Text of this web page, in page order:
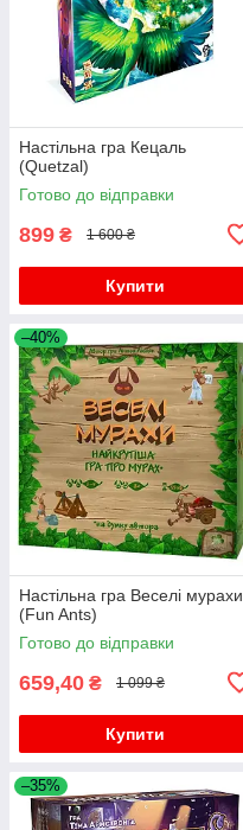
Настільна гра Кецаль
(Quetzal)
Готово до відправки
899 ₴ 1 600 ₴
Купити
–40%
Настільна гра Веселі мурахи
(Fun Ants)
Готово до відправки
659,40 ₴ 1 099 ₴
Купити
–35%